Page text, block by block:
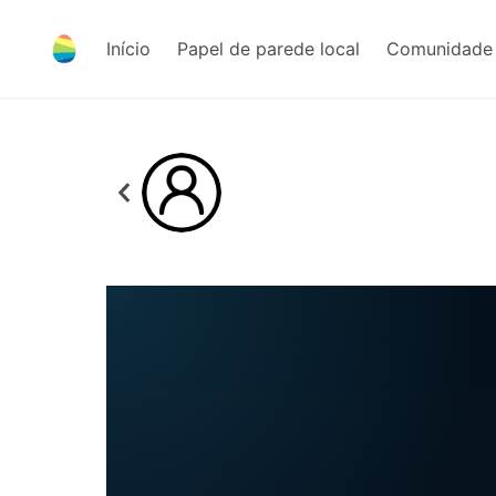
Início Papel de parede local